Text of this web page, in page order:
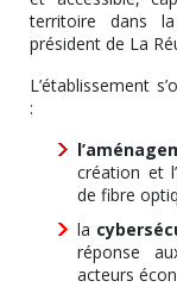
territoire dans
président de La
L’établissement
:
création et
de fibre
la
réponse
acteurs